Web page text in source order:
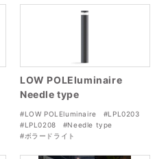
LOW POLEluminaire
Needle type
#LOW POLEluminaire
#LPL0203
#LPL0208
#Needle type
#ボラードライト